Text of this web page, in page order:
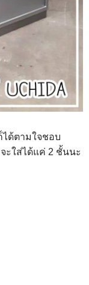
ได้ตามใจชอบ
ะใส่ได้แค่ 2 ชั้นนะ